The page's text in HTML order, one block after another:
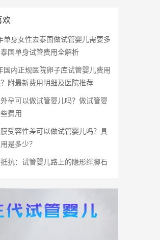
欢
单身女性去泰国做试管婴儿需要多
国单身试管费用全解析
国内正规医院卵子库试管婴儿费用
附最新费用明细及医院推荐
孕可以做试管婴儿吗？做试管婴
费用
受容性差可以做试管婴儿吗？具
是多少？
抗：试管婴儿路上的隐形绊脚石